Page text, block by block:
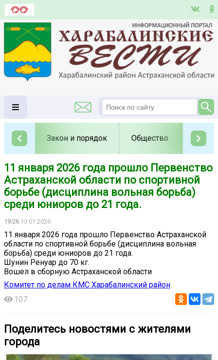
Закон и порядок Общество
11 января 2026 года прошло Первенство
Астраханской области по спортивной
борьбе (дисциплина вольная борьба)
среди юниоров до 21 года.
19:2613.01.2026
11 января 2026 года прошло Первенство Астраханской
области по спортивной борьбе (дисциплина вольная
борьба) среди юниоров до 21 года.
Шунин Ренуар до 70 кг.
Вошел в сборную Астраханской области
Комитет по делам КМС Харабалинский район
107
Поделитесь новостями с жителями
города